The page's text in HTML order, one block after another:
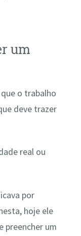
um
o trabalho
deve trazer
real ou
por
hoje ele
preencher um